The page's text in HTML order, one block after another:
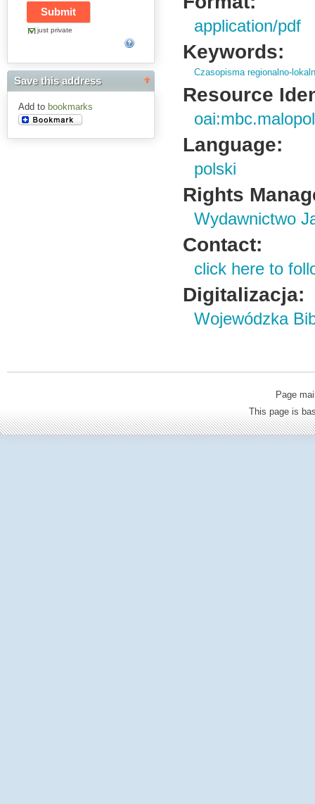
just private
Save this address
Add to bookmarks
application/pdf
Keywords:
Czasopisma regionalno-
Resource
Language:
polski
Rights
Wydawnictwo
Contact:
click here to
Digitalizacja:
Wojewódzka
Page
This page is